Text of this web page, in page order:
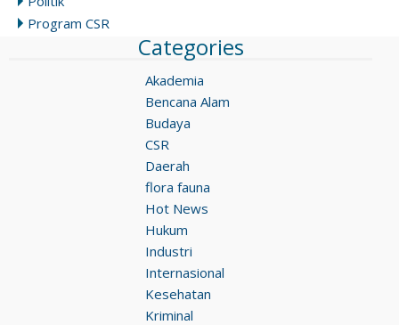
Program CSR
Categories
Akademia
Bencana Alam
Budaya
CSR
Daerah
flora fauna
Hot News
Hukum
Industri
Internasional
Kesehatan
Kriminal